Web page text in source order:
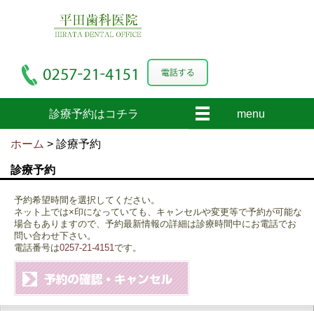
診療予約はコチラ menu
ホーム > 診療予約
診療予約
予約希望時間を選択してください。
ネット上では×印になっていても、キャンセルや変更等で予約が可能な
場合もありますので、予約最新情報の詳細は診療時間中にお電話でお
問い合わせ下さい。
電話番号は0257-21-4151です。